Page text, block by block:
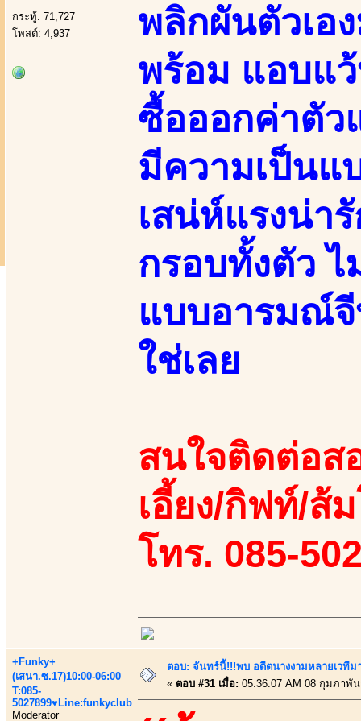
กระทู้: 71,727
โพสต์: 4,937
พลิกผันตัวเอ
พร้อม แอบแ
ซื้อออกค่าตัว
มีความเป็นแ
เสน่ห์แรงน่า
กรอบทั้งตัว
แบบอารมณ์จี
ใช่เลย
สนใจติดต่อส
เอี้ยง/กิฟท์/ส้
โทร. 085-
+Funky+
(เสนา.ซ.17)10:00-06:00
T:085-
5027899♥Line:funkyclub
Moderator
ตอบ: จันทร์นี้!!!พบ อดีตนางงามหลายเวที
« ตอบ #31 เมื่อ: 05:36:07 AM 08 กุมภาพั